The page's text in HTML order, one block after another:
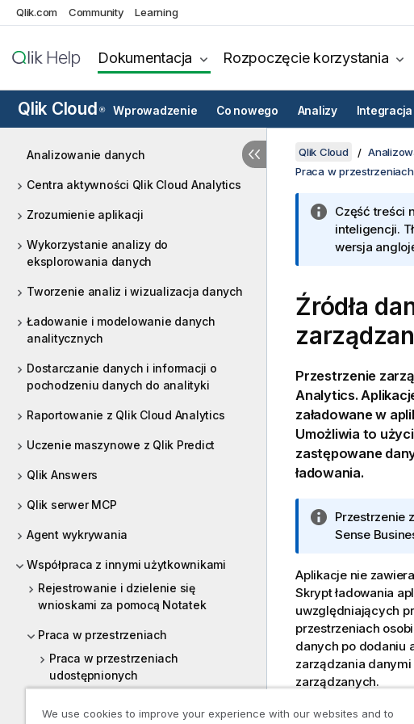
Qlik.com Community Learning
Dokumentacja Rozpoczęcie korzystania
Qlik Cloud ® Wprowadzenie Co nowego Analizy
Analizowanie danych
Centra aktywności Qlik Cloud Analytics
Zrozumienie aplikacji
Wykorzystanie analizy do
eksplorowania danych
Tworzenie analiz i wizualizacja danych
Ładowanie i modelowanie danych
analitycznych
Dostarczanie danych i informacji o
pochodzeniu danych do analityki
Raportowanie z Qlik Cloud Analytics
Uczenie maszynowe z Qlik Predict
Qlik Answers
Qlik serwer MCP
Agent wykrywania
Współpraca z innymi użytkownikami
Rejestrowanie i dzielenie się
wnioskami za pomocą Notatek
Praca w przestrzeniach
Praca w przestrzeniach
udostępnionych
Qlik Cloud
Praca w
Część treści
inteligencji.
wersja
Źródła
Przestrzenie
Analytics.
załadowane w
Umożliwia to
zastępowane
ładowania.
I
n
o
r
m
a
c
j
a
Przestrzenie
Sense
Aplikacje nie
Skrypt ładowania
uwzględniających
przestrzeniach
danych po dodaniu
zarządzania
zarządzanych.
Składnia źródeł
We use cookies to improve your experience with our websites and to